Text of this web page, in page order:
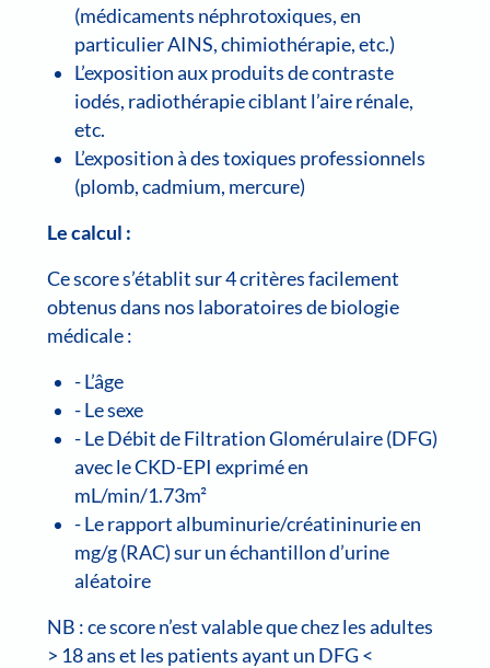
(médicaments néphrotoxiques, en
particulier AINS, chimiothérapie, etc.)
L’exposition aux produits de contraste
iodés, radiothérapie ciblant l’aire rénale,
etc.
L’exposition à des toxiques professionnels
(plomb, cadmium, mercure)
Le calcul :
Ce score s’établit sur 4 critères facilement
obtenus dans nos laboratoires de biologie
médicale :
- L’âge
- Le sexe
- Le Débit de Filtration Glomérulaire (DFG)
avec le CKD-EPI exprimé en
mL/min/1.73m²
- Le rapport albuminurie/créatininurie en
mg/g (RAC) sur un échantillon d’urine
aléatoire
NB : ce score n’est valable que chez les adultes
> 18 ans et les patients ayant un DFG <